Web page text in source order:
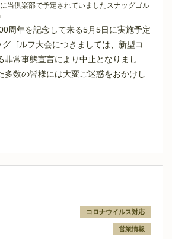
当倶楽部で予定されていましたスナッグゴル
周年を記念して来る5月5日に実施予定
ゴルフ大会につきましては、新型コ
非常事態宣言により中止となりまし
多数の皆様には大変ご迷惑をおかけし
コロナウイルス対応
営業情報